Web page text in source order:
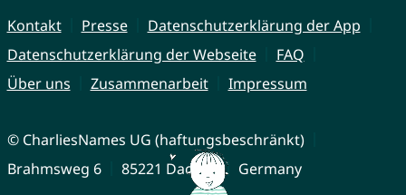
Kontakt Presse
Datenschutzerklärung der App
Datenschutzerklärung der Webseite
FAQ
Über uns
Zusammenarbeit Impressum
© CharliesNames UG (haftungsbeschränkt)
Brahmsweg 6
85221 Dachau Germany